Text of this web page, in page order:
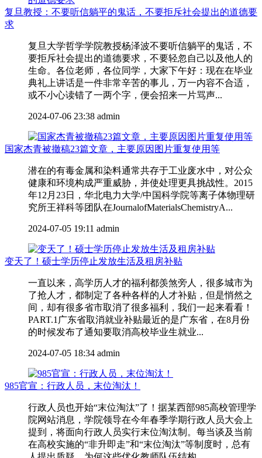
复旦教授：不要听信躺平的鬼话，不要拒斥社会提出的道德要
求
复旦大学哲学学院教授杨泽波不要听信躺平的鬼话，不
要拒斥社会提出的道德要求，不要轻忽自己以及他人的
生命。各位老师，各位同学，大家下午好：现在在毕业
典礼上讲话是一件非常辛苦的事儿，万一内容不合适，
或不小心读错了一两个字，便会招来一片骂声...
2024-07-06 23:38 admin
国家杰青被撤稿23篇文章，主要原因图片重复使用等
潜在的有毒金属和染料通常共存于工业废水中，对公众
健康和环境构成严重威胁，并使处理更具挑战性。2015
年12月23日，华北电力大学/中国科学院等离子体物理研
究所王祥科等团队在JournalofMaterialsChemistryA...
2024-07-05 19:11 admin
变天了！硕士学历停止发放生活及租房补贴
一直以来，高学历人才的福利都羡煞旁人，很多城市为
了抢人才，都制定了各种各样的人才补贴，但是悄然之
间，却有很多省市取消了很多福利，我们一起来看看！
PART.1广东省取消就业补贴最近的是广东省，在8月份
的时候发布了通知要取消高校毕业生就业...
2024-07-05 18:34 admin
985官宣：行政人员，末位淘汰！
行政人员也开始“末位淘汰”了！据某西部985高校管理学
院网站消息，学院领导在今年春季学期行政人员大会上
提到，将面向行政人员实行末位淘汰制。每当谈及当前
在高校实施的“非升即走”和“末位淘汰”等制度时，总有